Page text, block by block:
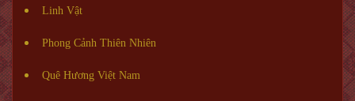
Linh Vật
Phong Cảnh Thiên Nhiên
Quê Hương Việt Nam